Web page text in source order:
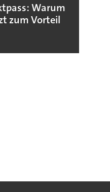
Warum
zum Vorteil